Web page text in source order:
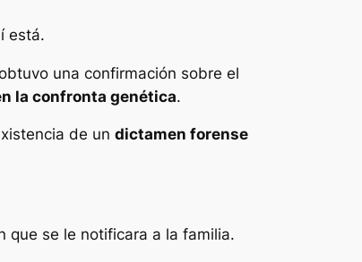
está.
una confirmación sobre el
la confronta genética.
de un dictamen forense
que se le notificara a la familia.